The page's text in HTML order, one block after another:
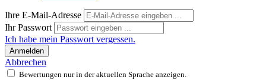
Ihre E-Mail-Adresse
Ihr Passwort
Ich habe mein Passwort vergessen.
Anmelden
Abbrechen
Bewertungen nur in der aktuellen Sprache anzeigen.